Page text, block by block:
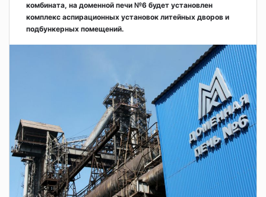
комбината, на доменной печи №6 будет установлен
комплекс аспирационных установок литейных дворов и
подбункерных помещений.